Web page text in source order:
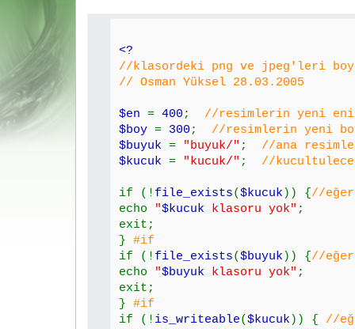
<?
//klasordeki png ve jpeg'leri
// Osman Yüksel 28.03.2005
$en = 400 ; //resimlerin yeni eni
$boy = 300 ; //resimlerin yeni
$buyuk = "buyuk/" ; //ana
$kucuk = "kucuk/" ; //
if (! file_exists($kucuk)) {//
echo
"$kucuk klasoru yok" ;
exit;
} #if
if (! file_exists($buyuk)) {//
echo
"$buyuk klasoru yok" ;
exit;
} #if
if (! is_writeable($kucuk)) { //